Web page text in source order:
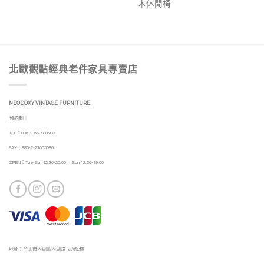
木休閒椅
北歐觀點經典老件家具專賣店
NEODOXY VINTAGE FURNITURE
|預約制｜
TEL：886-2-6609-0500
FAX：886-2-27005086
OPEN：Tue-Sat 12:30-20:00 ．Sun 12:30-19:00
地址：台北市內湖區內湖路123號2樓